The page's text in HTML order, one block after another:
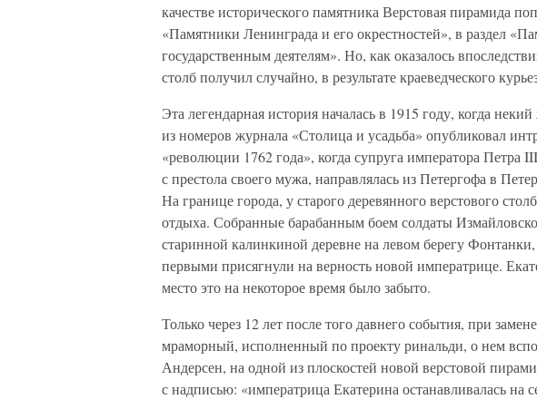
качестве исторического памятника Верстовая пирамида
«Памятники Ленинграда и его окрестностей», в раздел
государственным деятелям». Но, как оказалось
столб получил случайно, в результате краеведческого
Эта легендарная история началась в 1915 году, когда
из номеров журнала «Столица и усадьба» опубликовал
«революции 1762 года», когда супруга императора Петра
с престола своего мужа, направлялась из Петергофа в
На границе города, у старого деревянного верстового
отдыха. Собранные барабанным боем солдаты
старинной калинкиной деревне на левом берегу
первыми присягнули на верность новой императрице.
место это на некоторое время было забыто.
Только через 12 лет после того давнего события, при
мраморный, исполненный по проекту ринальди, о нем
Андерсен, на одной из плоскостей новой верстовой
с надписью: «императрица Екатерина останавливалась на